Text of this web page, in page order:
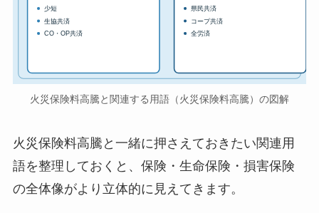
少短
生協共済
CO・OP共済
県民共済
コープ共済
全労済
火災保険料高騰と関連する用語（火災保険料高騰）の図解
火災保険料高騰と一緒に押さえておきたい関連用
語を整理しておくと、保険・生命保険・損害保険
の全体像がより立体的に見えてきます。